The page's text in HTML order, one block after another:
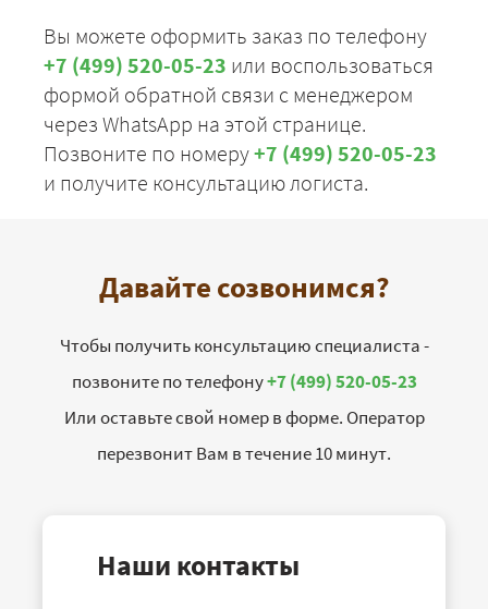
Вы можете оформить заказ по телефону
+7 (499) 520-05-23 или воспользоваться
формой обратной связи с менеджером
через WhatsApp на этой странице.
Позвоните по номеру+7 (499) 520-05-23
и получите консультацию логиста.
Давайте созвонимся?
Чтобы получить консультацию специалиста -
позвоните по телефону+7 (499) 520-05-23
Или оставьте свой номер в форме. Оператор
перезвонит Вам в течение 10 минут.
Наши контакты